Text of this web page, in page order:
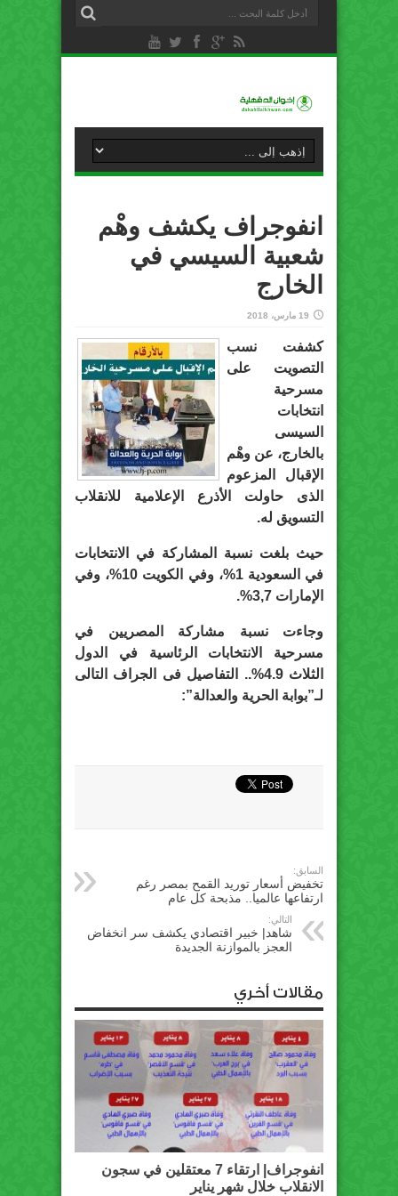
انفوجراف يكشف وهْم
شعبية السيسي في
الخارج
19 مارس، 2018
كشفت نسب
التصويت على
مسرحية
انتخابات
السيسى
بالخارج، عن وهْم
الإقبال المزعوم
الذى حاولت الأذرع الإعلامية للانقلاب
التسويق له.
حيث بلغت نسبة المشاركة في الانتخابات
في السعودية 1%، وفي الكويت 10%، وفي
الإمارات 3,7%.
وجاءت نسبة مشاركة المصريين في
مسرحية الانتخابات الرئاسية في الدول
الثلاث 4.9%.. التفاصيل فى الجراف التالى
لـ”بوابة الحرية والعدالة”:
السابق:
تخفيض أسعار توريد القمح بمصر رغم
ارتفاعها عالميا.. مذبحة كل عام
التالي:
شاهد| خبير اقتصادي يكشف سر انخفاض
العجز بالموازنة الجديدة
مقالات أخري
انفوجراف| ارتقاء 7 معتقلين في سجون
الانقلاب خلال شهر يناير